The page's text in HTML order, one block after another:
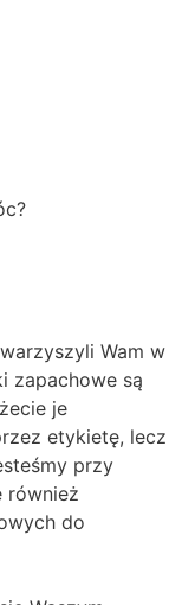
Wam w
zapachowe są
je
etykietę, lecz
przy
również
do